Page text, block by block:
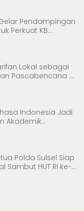
Pendampingan
Perkuat KB
Lokal sebagai
Pascabencana di
Indonesia Jadi
Akademik
Polda Sulsel Siap
Sambut HUT RI ke-